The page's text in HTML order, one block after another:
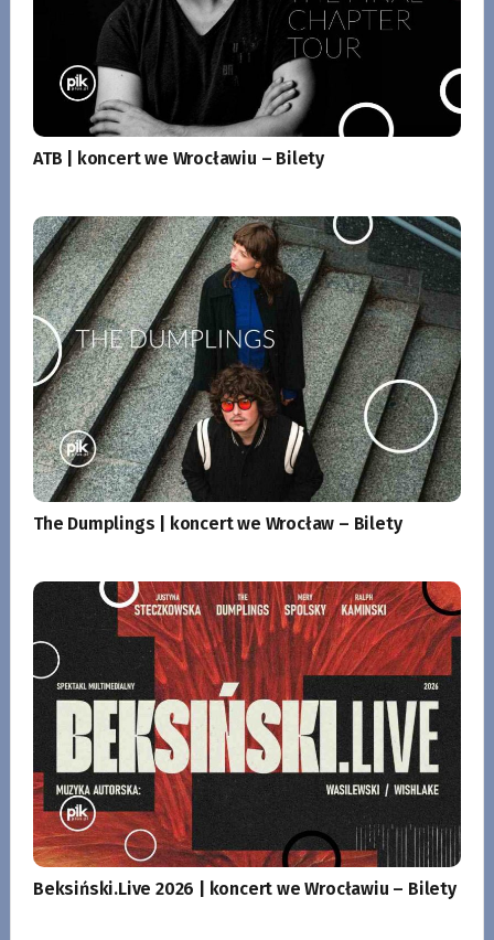
ATB | koncert we Wrocławiu – Bilety
The Dumplings | koncert we Wrocław – Bilety
Beksiński.Live 2026 | koncert we Wrocławiu – Bilety